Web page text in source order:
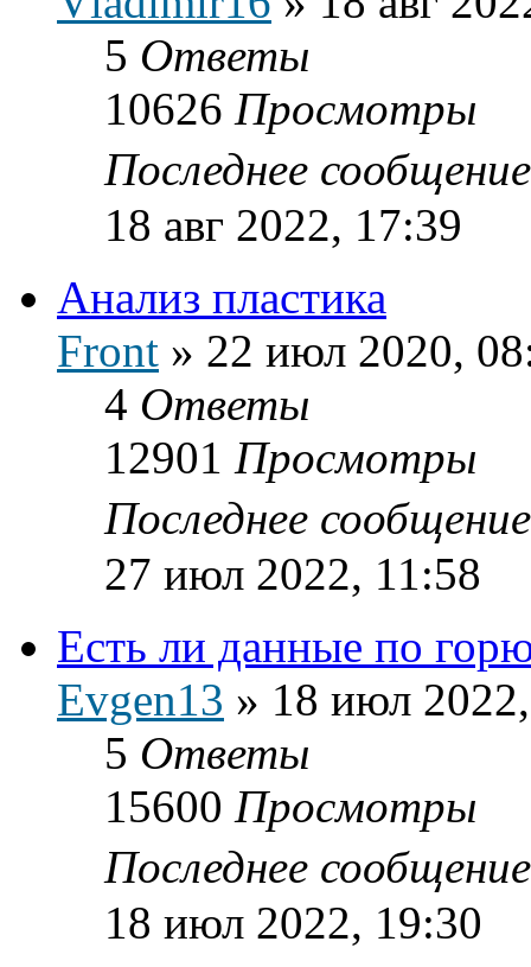
5 Ответы
10626 Просмотры
Последнее
18 авг 2022, 17:39
Анализ пластика
Front » 22 июл 2020,
4 Ответы
12901 Просмотры
Последнее
27 июл 2022, 11:58
Есть ли данные по
Evgen13 » 18 июл
5 Ответы
15600 Просмотры
Последнее
18 июл 2022, 19:30